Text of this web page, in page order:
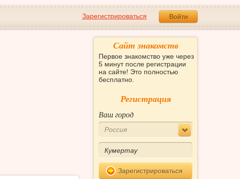
Зарегистрироваться Войти
Сайт знакомств
Первое знакомство уже через
5 минут после регистрации
на сайте! Это полностью
бесплатно.
Регистрация
Ваш город
Россия
Зарегистрироваться